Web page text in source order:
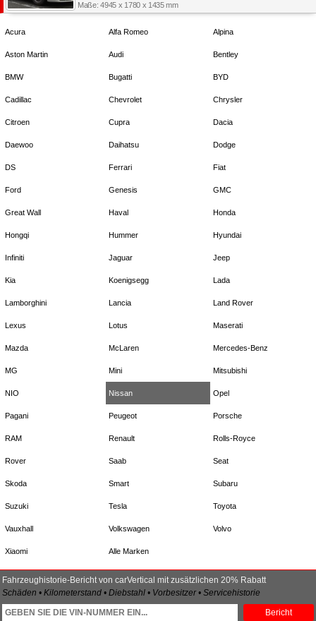
Maße: 4945 x 1780 x 1435 mm
Acura Alfa Romeo Alpina
Aston Martin Audi Bentley
BMW Bugatti BYD
Cadillac Chevrolet Chrysler
Citroen Cupra Dacia
Daewoo Daihatsu Dodge
DS Ferrari Fiat
Ford Genesis GMC
Great Wall Haval Honda
Hongqi Hummer Hyundai
Infiniti Jaguar Jeep
Kia Koenigsegg Lada
Lamborghini Lancia Land Rover
Lexus Lotus Maserati
Mazda McLaren Mercedes-Benz
MG Mini Mitsubishi
NIO Nissan Opel
Pagani Peugeot Porsche
RAM Renault Rolls-Royce
Rover Saab Seat
Skoda Smart Subaru
Suzuki Tesla Toyota
Vauxhall Volkswagen Volvo
Xiaomi Alle Marken
Fahrzeughistorie-Bericht von carVertical mit zusätzlichen 20% Rabatt
Schäden • Kilometerstand • Diebstahl • Vorbesitzer • Servicehistorie
Bericht